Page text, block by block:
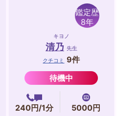
鑑定歴
8年
キヨノ
清乃 先生
クチコミ
9件
待機中
240円/1分
5000円